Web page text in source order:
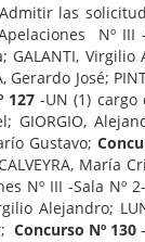
Admitir las
Nº III
GALANTI, Virgilio
Gerardo José;
127-UN (1) cargo
GIORGIO,
Gustavo;
María
Nº III -Sala Nº
Alejandro;
Concurso Nº 130